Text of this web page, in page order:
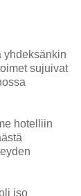
yhdeksänkin
sujuivat
hotelliin
iso